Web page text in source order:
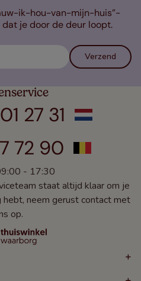
ik-hou-van-mijn-huis”-
dat je door de deur loopt.
Verzend
27 31
72 90
- 17:30
staat altijd klaar om je
neem gerust contact met
op.
+